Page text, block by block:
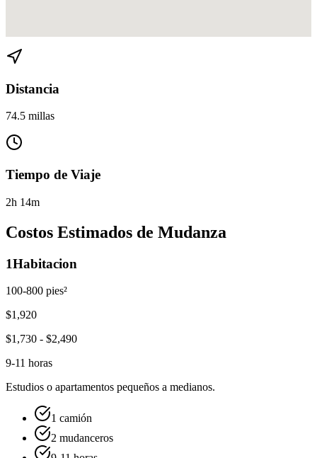
Distancia
74.5 millas
Tiempo de Viaje
2h 14m
Costos Estimados de Mudanza
1Habitacion
100-800 pies²
$1,920
$1,730 - $2,490
9-11 horas
Estudios o apartamentos pequeños a medianos.
1 camión
2 mudanceros